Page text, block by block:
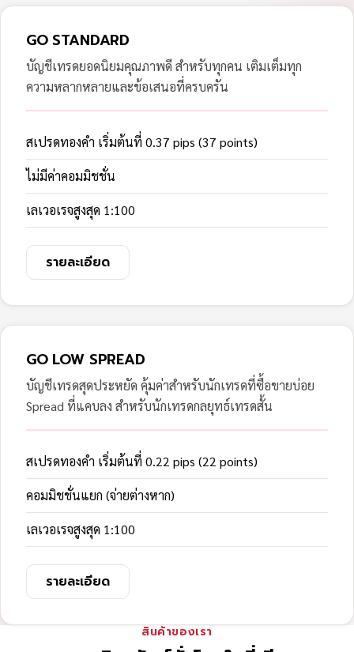
GO STANDARD
บัญชีเทรดยอดนิยมคุณภาพดี สำหรับทุกคน เติมเต็มทุก
ความหลากหลายและข้อเสนอที่ครบครัน
สเปรดทองคำ เริ่มต้นที่ 0.37 pips (37 points)
ไม่มีค่าคอมมิชชั่น
เลเวอเรจสูงสุด 1:100
รายละเอียด
GO LOW SPREAD
บัญชีเทรดสุดประหยัด คุ้มค่าสำหรับนักเทรดที่ซื้อขายบ่อย
Spread ที่แคบลง สำหรับนักเทรดกลยุทธ์เทรดสั้น
สเปรดทองคำ เริ่มต้นที่ 0.22 pips (22 points)
คอมมิชชั่นแยก (จ่ายต่างหาก)
เลเวอเรจสูงสุด 1:100
รายละเอียด
สินค้าของเรา